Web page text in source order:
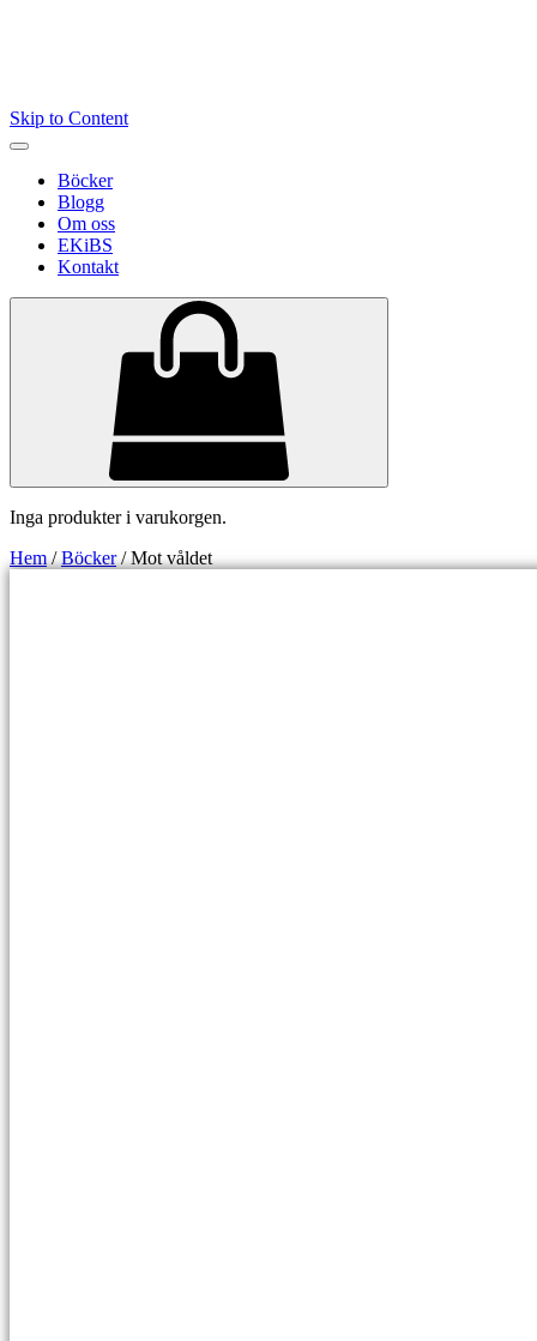
Skip to Content
Böcker
Blogg
Om oss
EKiBS
Kontakt
Inga produkter i varukorgen.
Hem/Böcker/ Mot våldet